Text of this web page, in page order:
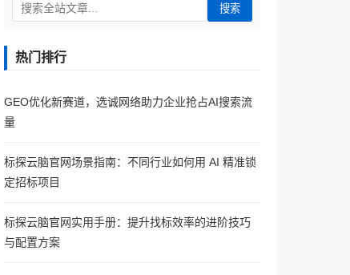
搜索
热门排行
GEO优化新赛道，选诚网络助力企业抢占AI搜索流
量
标探云脑官网场景指南：不同行业如何用 AI 精准锁
定招标项目
标探云脑官网实用手册：提升找标效率的进阶技巧
与配置方案